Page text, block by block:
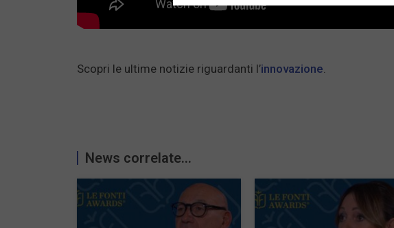
Scopri le ultime notizie riguardanti l’innovazione
News correlate...